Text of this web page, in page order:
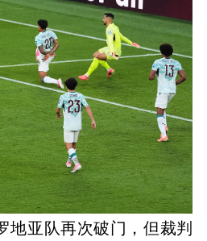
地亚队再次破门，但裁判